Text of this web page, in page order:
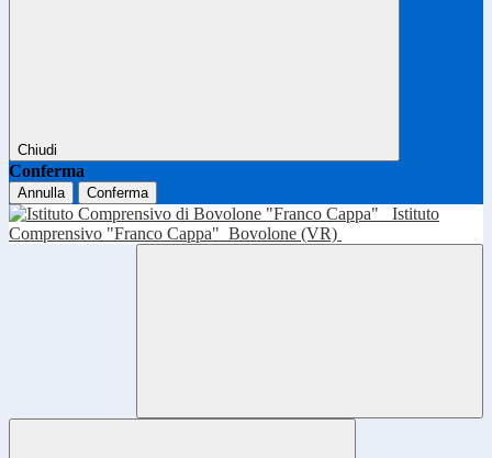
Chiudi
Conferma
Annulla Conferma
Istituto
Comprensivo "Franco Cappa" Bovolone (VR)